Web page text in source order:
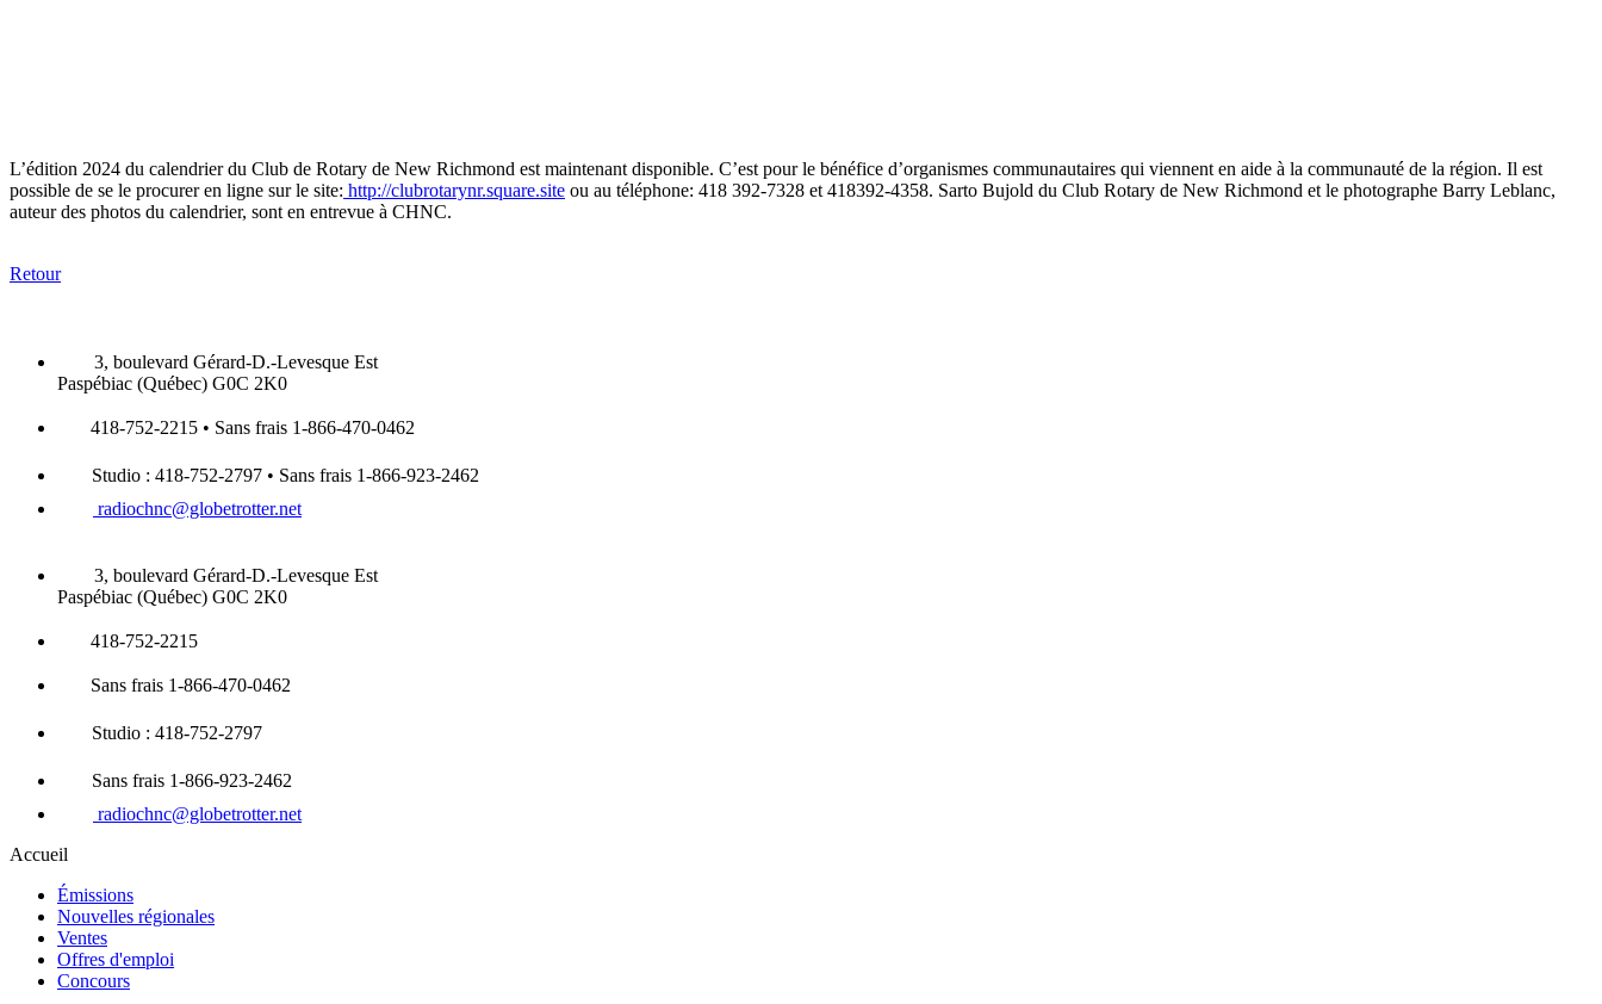
L’édition 2024 du calendrier du Club de Rotary de New Richmond est maintenant disponible. C’est pour le bénéfice d’organismes communautaires qui viennent en aide à la communauté de la région. Il est
possible de se le procurer en ligne sur le site: http://clubrotarynr.square.site ou au téléphone: 418 392-7328 et 418392-4358. Sarto Bujold du Club Rotary de New Richmond et le photographe Barry Leblanc,
auteur des photos du calendrier, sont en entrevue à CHNC.
Retour
3, boulevard Gérard-D.-Levesque Est
Paspébiac (Québec) G0C 2K0
418-752-2215 • Sans frais 1-866-470-0462
Studio : 418-752-2797 • Sans frais 1-866-923-2462
radiochnc@globetrotter.net
3, boulevard Gérard-D.-Levesque Est
Paspébiac (Québec) G0C 2K0
418-752-2215
Sans frais 1-866-470-0462
Studio : 418-752-2797
Sans frais 1-866-923-2462
radiochnc@globetrotter.net
Accueil
Émissions
Nouvelles régionales
Ventes
Offres d'emploi
Concours